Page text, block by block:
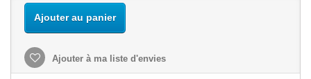
Ajouter au panier
Ajouter à ma liste d'envies